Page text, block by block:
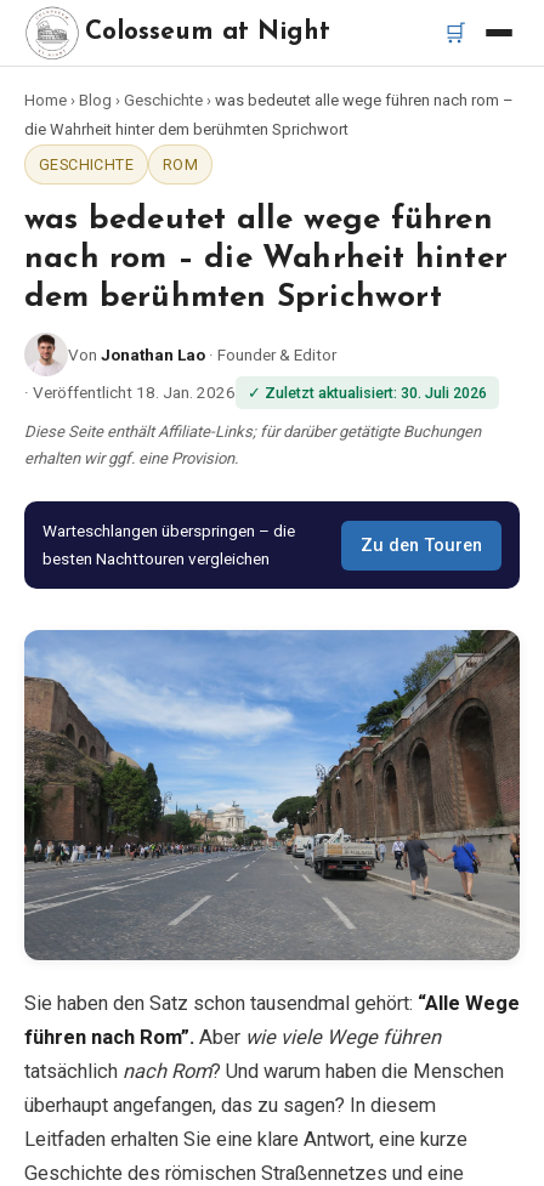
Colosseum at Night 🛒
Startseite
Beste Touren
Beste Kolosseum Nachttouren
Bus-Tour Rom
Vespa-Tour Rom
Katakomben-Tour Rom
Blog
Shop
Alle Souvenirs
Posters
T-Shirts
Fridge Magnets
License Plates
Über uns
Home › Blog › Geschichte › was bedeutet alle wege führen nach rom –
die Wahrheit hinter dem berühmten Sprichwort
GESCHICHTE
ROM
was bedeutet alle wege führen
nach rom – die Wahrheit hinter
dem berühmten Sprichwort
Von Jonathan Lao · Founder & Editor
· Veröffentlicht 18. Jan. 2026 ✓ Zuletzt aktualisiert: 30. Juli 2026
Diese Seite enthält Affiliate-Links; für darüber getätigte Buchungen
erhalten wir ggf. eine Provision.
Warteschlangen überspringen – die
besten Nachttouren vergleichen
Zu den Touren
Sie haben den Satz schon tausendmal gehört: “Alle Wege
führen nach Rom”. Aber wie viele Wege führen
tatsächlich nach Rom? Und warum haben die Menschen
überhaupt angefangen, das zu sagen? In diesem
Leitfaden erhalten Sie eine klare Antwort, eine kurze
Geschichte des römischen Straßennetzes und eine